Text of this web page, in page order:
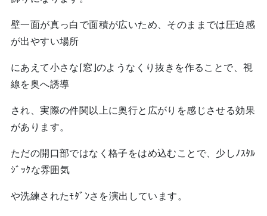
壁一面が真っ白で面積が広いため、そのままでは圧迫感
が出やすい場所
にあえて小さな⌈窓⌋のようなくり抜きを作ることで、視
線を奥へ誘導
され、実際の件関以上に奥行と広がりを感じさせる効果
があります。
ただの開口部ではなく格子をはめ込むことで、少しﾉｽﾀﾙ
ｼﾞｯｸな雰囲気
や洗練されたﾓﾀﾞﾝさを演出しています。